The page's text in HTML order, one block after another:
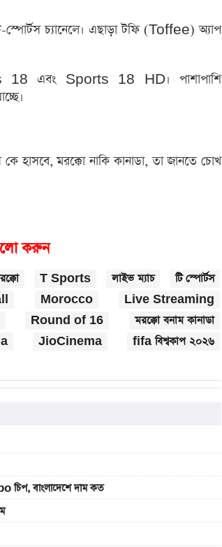
স্পোর্টস চ্যানেলে। এছাড়া টফি (Toffee) অ্যাপ
18 এবং Sports 18 HD। পাশাপাশি
হাসবে, মরক্কো নাকি কানাডা, তা জানতে চোখ
করুন
T Sports লাইভ ম্যাচ
টি স্পোর্টস
Morocco
Live Streaming
Round of 16
মরক্কো বনাম কানাডা
JioCinema
fifa বিশ্বকাপ ২০২৬
বাংলাদেশে দাম কত